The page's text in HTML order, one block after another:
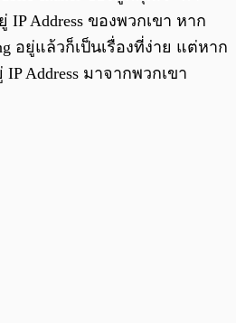
Address ของพวกเขา หาก
อยู่แล้วก็เป็นเรื่องที่ง่าย แต่หาก
Address มาจากพวกเขา